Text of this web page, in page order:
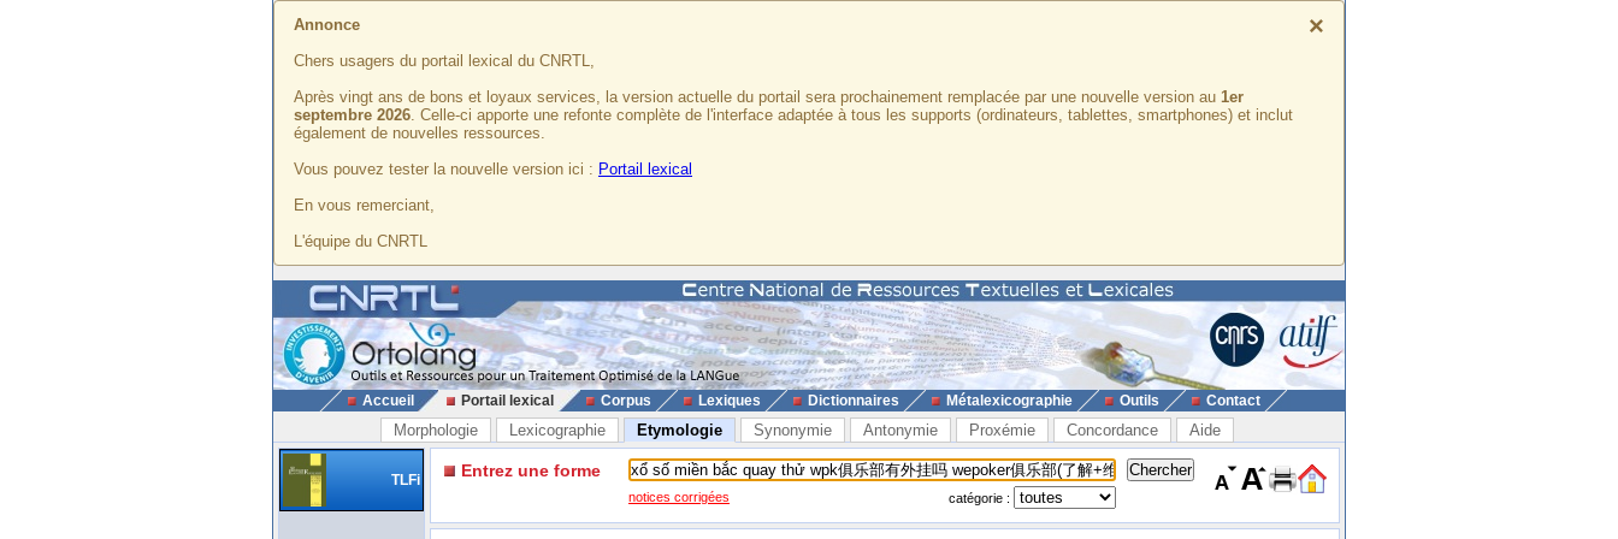
×
Annonce
Chers usagers du portail lexical du CNRTL,
Après vingt ans de bons et loyaux services, la version actuelle du portail sera prochainement remplacée par une nouvelle version au 1er
septembre 2026. Celle-ci apporte une refonte complète de l'interface adaptée à tous les supports (ordinateurs, tablettes, smartphones) et inclut
également de nouvelles ressources.
Vous pouvez tester la nouvelle version ici : Portail lexical
En vous remerciant,
L'équipe du CNRTL
Accueil Portail lexical Corpus Lexiques Dictionnaires Métalexicographie Outils Contact
Morphologie Lexicographie Etymologie Synonymie Antonymie Proxémie Concordance Aide
TLFi Entrez une forme
notices corrigées catégorie :